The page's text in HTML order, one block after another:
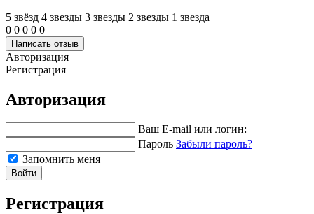
5 звёзд 4 звeзды 3 звeзды 2 звeзды 1 звeзда
0 0 0 0 0
Написать отзыв
Авторизация
Регистрация
Авторизация
Ваш E-mail или логин:
Пароль Забыли пароль?
Запомнить меня
Войти
Регистрация